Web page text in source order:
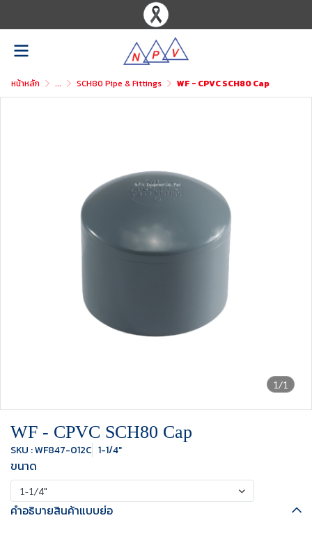
หน้าหลัก ... SCH80 Pipe & Fittings WF - CPVC SCH80 Cap
1/1
WF - CPVC SCH80 Cap
SKU : WF847-012C 1-1/4"
ขนาด
1-1/4"
คำอธิบายสินค้าแบบย่อ